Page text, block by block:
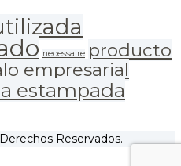
necessaire producto
empresarial
estampada
Reservados.